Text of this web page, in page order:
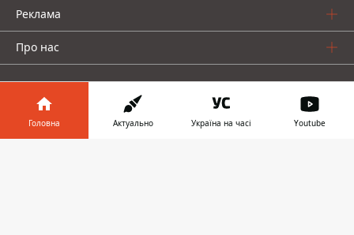
Реклама
Про нас
Головна Актуально Україна на часі Youtube